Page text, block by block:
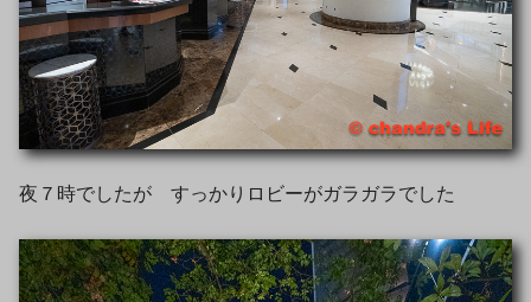
夜７時でしたが すっかりロビーがガラガラでした